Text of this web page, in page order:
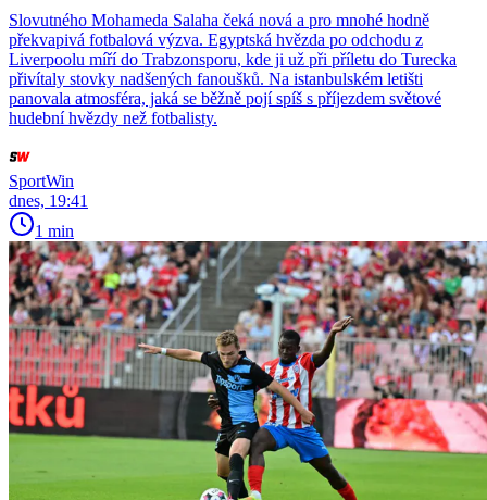
Slovutného Mohameda Salaha čeká nová a pro mnohé hodně
překvapivá fotbalová výzva. Egyptská hvězda po odchodu z
Liverpoolu míří do Trabzonsporu, kde ji už při příletu do Turecka
přivítaly stovky nadšených fanoušků. Na istanbulském letišti
panovala atmosféra, jaká se běžně pojí spíš s příjezdem světové
hudební hvězdy než fotbalisty.
SportWin
dnes, 19:41
1 min